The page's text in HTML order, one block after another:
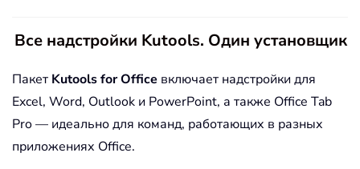
Все надстройки Kutools. Один установщик
Пакет Kutools for Office включает надстройки для
Excel, Word, Outlook и PowerPoint, а также Office Tab
Pro — идеально для команд, работающих в разных
приложениях Office.